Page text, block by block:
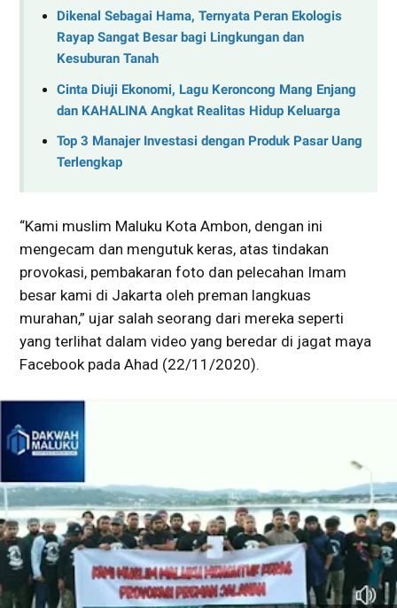
Dikenal Sebagai Hama, Ternyata Peran Ekologis
Rayap Sangat Besar bagi Lingkungan dan
Kesuburan Tanah
Cinta Diuji Ekonomi, Lagu Keroncong Mang Enjang
dan KAHALINA Angkat Realitas Hidup Keluarga
Top 3 Manajer Investasi dengan Produk Pasar Uang
Terlengkap
“Kami muslim Maluku Kota Ambon, dengan ini
mengecam dan mengutuk keras, atas tindakan
provokasi, pembakaran foto dan pelecahan Imam
besar kami di Jakarta oleh preman langkuas
murahan,” ujar salah seorang dari mereka seperti
yang terlihat dalam video yang beredar di jagat maya
Facebook pada Ahad (22/11/2020).